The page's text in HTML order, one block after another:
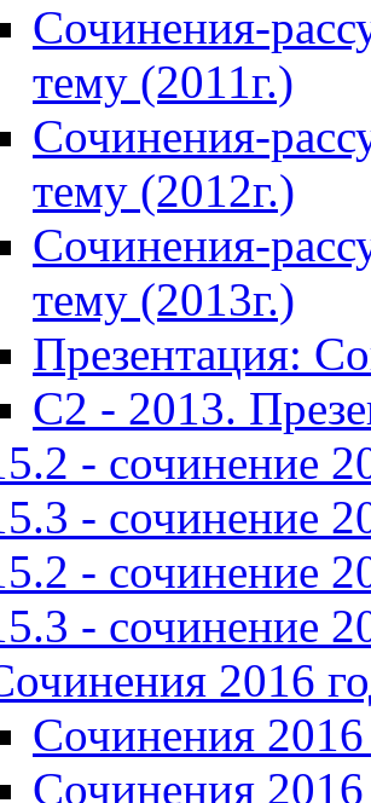
Сочинения-
тему (2011г.)
Сочинения-
тему (2012г.)
Сочинения-
тему (2013г.)
Презентация:
C2 - 2013.
- сочинение
- сочинение
- сочинение
- сочинение
2016
Сочинения
Сочинения